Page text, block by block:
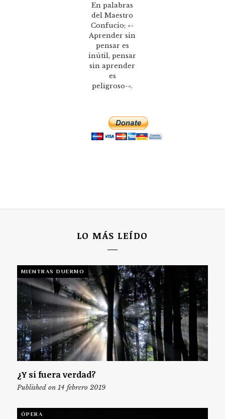
En palabras
del Maestro
Confucio; «-
Aprender sin
pensar es
inútil, pensar
sin aprender
es
peligroso-«.
LO MÁS LEÍDO
MIENTRAS DUERMO
¿Y si fuera verdad?
Published on 14 febrero 2019
ÓPERA